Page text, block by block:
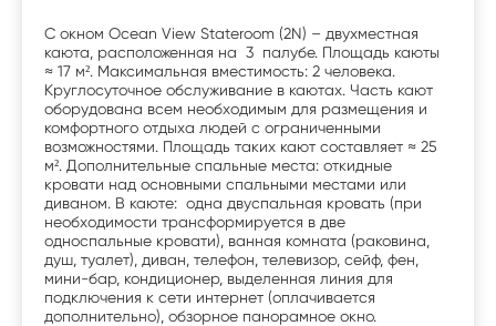
С окном Ocean View Stateroom (2N) – двухместная
каюта, расположенная на 3 палубе. Площадь каюты
≈ 17 м². Максимальная вместимость: 2 человека.
Круглосуточное обслуживание в каютах. Часть кают
оборудована всем необходимым для размещения и
комфортного отдыха людей с ограниченными
возможностями. Площадь таких кают составляет ≈ 25
м². Дополнительные спальные места: откидные
кровати над основными спальными местами или
диваном. В каюте: одна двуспальная кровать (при
необходимости трансформируется в две
односпальные кровати), ванная комната (раковина,
душ, туалет), диван, телефон, телевизор, сейф, фен,
мини-бар, кондиционер, выделенная линия для
подключения к сети интернет (оплачивается
дополнительно), обзорное панорамное окно.